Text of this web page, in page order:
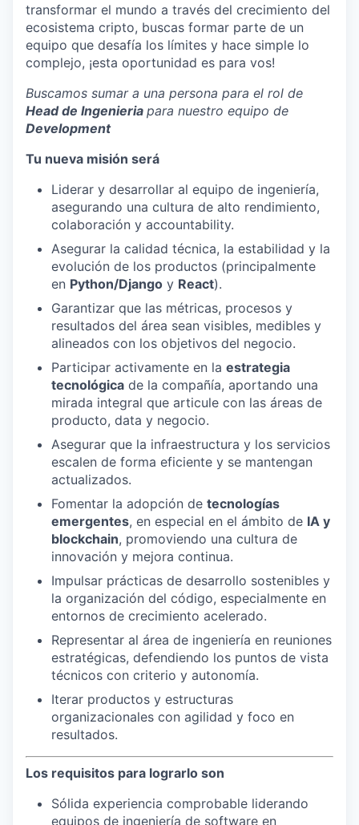
transformar el mundo a través del crecimiento del
ecosistema cripto, buscas formar parte de un
equipo que desafía los límites y hace simple lo
complejo, ¡esta oportunidad es para vos!
Buscamos sumar a una persona para el rol de
Head de Ingenieria para nuestro equipo de
Development
Tu nueva misión será
Liderar y desarrollar al equipo de ingeniería,
asegurando una cultura de alto rendimiento,
colaboración y accountability.
Asegurar la calidad técnica, la estabilidad y la
evolución de los productos (principalmente
en Python/Django y React).
Garantizar que las métricas, procesos y
resultados del área sean visibles, medibles y
alineados con los objetivos del negocio.
Participar activamente en la estrategia
tecnológica de la compañía, aportando una
mirada integral que articule con las áreas de
producto, data y negocio.
Asegurar que la infraestructura y los servicios
escalen de forma eficiente y se mantengan
actualizados.
Fomentar la adopción de tecnologías
emergentes, en especial en el ámbito de IA y
blockchain, promoviendo una cultura de
innovación y mejora continua.
Impulsar prácticas de desarrollo sostenibles y
la organización del código, especialmente en
entornos de crecimiento acelerado.
Representar al área de ingeniería en reuniones
estratégicas, defendiendo los puntos de vista
técnicos con criterio y autonomía.
Iterar productos y estructuras
organizacionales con agilidad y foco en
resultados.
Los requisitos para lograrlo son
Sólida experiencia comprobable liderando
equipos de ingeniería de software en